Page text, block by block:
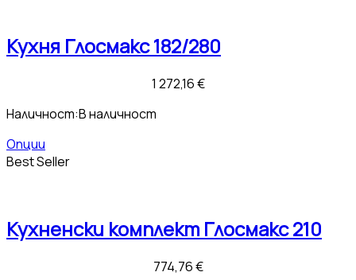
Кухня Глосмакс 182/280
1 272,16€
Наличност:В наличност
Опции
Best Seller
Кухненски комплект Глосмакс 210
774,76€